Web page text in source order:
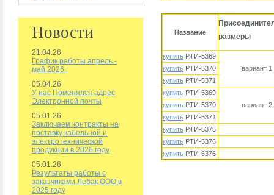
Новости
21.04.26
График работы апрель -
май 2026 г
05.04.26
У нас Поменялся адрес
Электронной почты
05.01.26
Заключаем контракты на
поставку кабельной и
электротехнической
продукции в 2026 году
05.01.26
Результаты работы с
заказчиками Лебак ООО в
2025 году
Название
размеры
купить РТИ-5369
вариант 1
купить РТИ-5370
купить РТИ-5371
купить РТИ-5369
вариант 2
купить РТИ-5370
купить РТИ-5371
купить РТИ-5375
купить РТИ-5376
купить РТИ-6376